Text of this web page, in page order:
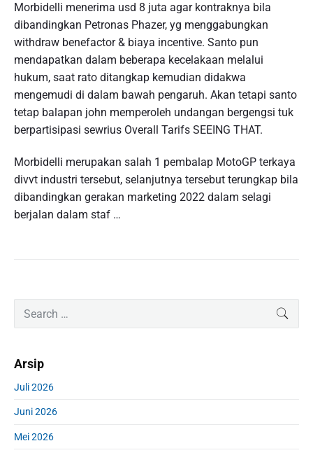
Morbidelli menerima usd 8 juta agar kontraknya bila
dibandingkan Petronas Phazer, yg menggabungkan
withdraw benefactor & biaya incentive. Santo pun
mendapatkan dalam beberapa kecelakaan melalui
hukum, saat rato ditangkap kemudian didakwa
mengemudi di dalam bawah pengaruh. Akan tetapi santo
tetap balapan john memperoleh undangan bergengsi tuk
berpartisipasi sewrius Overall Tarifs SEEING THAT.
Morbidelli merupakan salah 1 pembalap MotoGP terkaya
divvt industri tersebut, selanjutnya tersebut terungkap bila
dibandingkan gerakan marketing 2022 dalam selagi
berjalan dalam staf …
a
y
S
d
c
h
o
:
Arsip
Juli 2026
Juni 2026
Mei 2026